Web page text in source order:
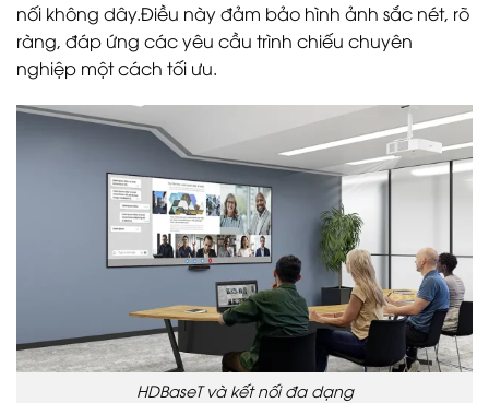
nối không dây.Điều này đảm bảo hình ảnh sắc nét, rõ
ràng, đáp ứng các yêu cầu trình chiếu chuyên
nghiệp một cách tối ưu.
HDBaseT và kết nối đa dạng